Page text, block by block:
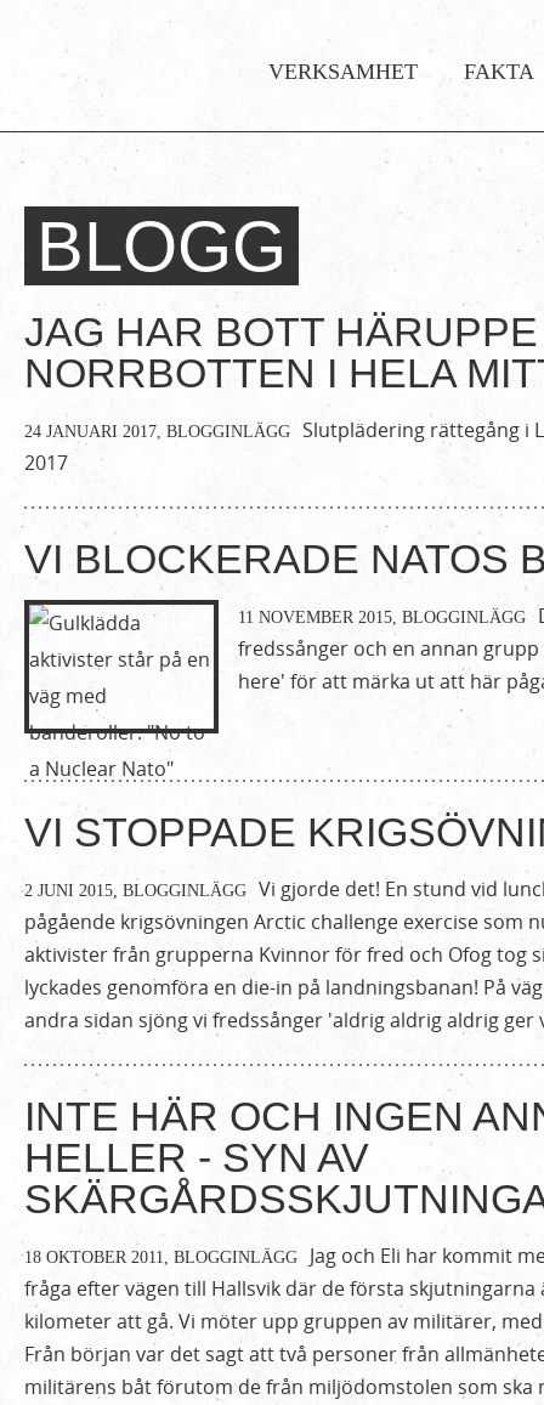
Huvudmeny
VERKSAMHET FAKTA
Du
är
här
Hem
›
Ofog
›
Blogg
BLOGG
JAG HAR BOTT
NORRBOTTEN I HELA
24 JANUARI 2017, BLOGGINLÄGG
Slutplädering rättegång i
2017
VI BLOCKERADE NATOS
11 NOVEMBER 2015, BLOGGINLÄGG
fredssånger och en annan
here' för att märka ut att här
VI STOPPADE
2 JUNI 2015, BLOGGINLÄGG
Vi gjorde det! En stund vid
pågående krigsövningen Arctic challenge exercise som
aktivister från grupperna Kvinnor för fred och Ofog tog
lyckades genomföra en die-in på landningsbanan! På
andra sidan sjöng vi fredssånger 'aldrig aldrig aldrig ger
INTE HÄR OCH INGEN
HELLER - SYN AV
18 OKTOBER 2011, BLOGGINLÄGG
Jag och Eli har kommit
fråga efter vägen till Hallsvik där de första
kilometer att gå. Vi möter upp gruppen av militärer,
Från början var det sagt att två personer från
militärens båt förutom de från miljödomstolen som ska